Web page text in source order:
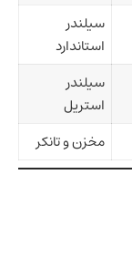
سیلندر
استاندارد
سیلندر
استریل
مخزن و تانکر